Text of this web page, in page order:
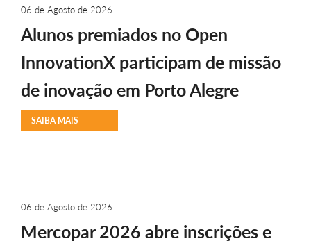
06 de Agosto de 2026
Alunos premiados no Open
InnovationX participam de missão
de inovação em Porto Alegre
SAIBA MAIS
06 de Agosto de 2026
Mercopar 2026 abre inscrições e